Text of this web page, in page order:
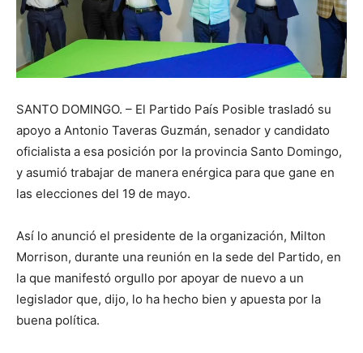
SANTO DOMINGO. – El Partido País Posible trasladó su
apoyo a Antonio Taveras Guzmán, senador y candidato
oficialista a esa posición por la provincia Santo Domingo,
y asumió trabajar de manera enérgica para que gane en
las elecciones del 19 de mayo.
Así lo anunció el presidente de la organización, Milton
Morrison, durante una reunión en la sede del Partido, en
la que manifestó orgullo por apoyar de nuevo a un
legislador que, dijo, lo ha hecho bien y apuesta por la
buena política.